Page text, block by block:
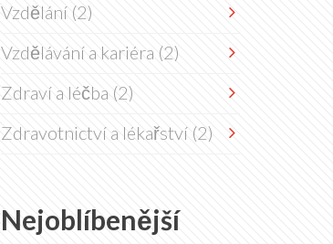
Vzdělání (2)
Vzdělávání a kariéra (2)
Zdraví a léčba (2)
Zdravotnictví a lékařství (2)
Nejoblíbenější